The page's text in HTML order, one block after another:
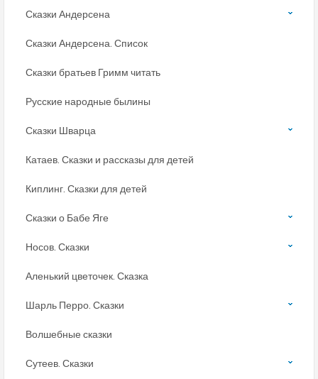
Сказки Андерсена
Сказки Андерсена. Список
Сказки братьев Гримм читать
Русские народные былины
Сказки Шварца
Катаев. Сказки и рассказы для детей
Киплинг. Сказки для детей
Сказки о Бабе Яге
Носов. Сказки
Аленький цветочек. Сказка
Шарль Перро. Сказки
Волшебные сказки
Сутеев. Сказки